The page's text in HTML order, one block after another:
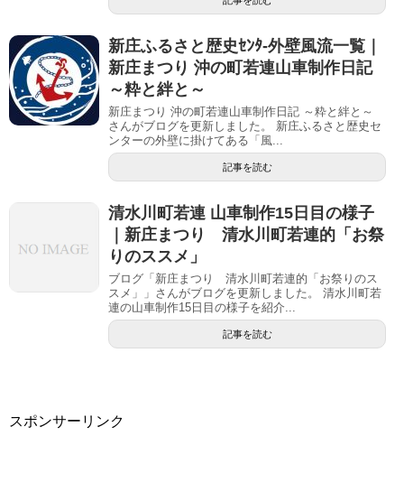
新庄ふるさと歴史ｾﾝﾀ-外壁風流一覧｜
新庄まつり 沖の町若連山車制作日記
～粋と絆と～
新庄まつり 沖の町若連山車制作日記 ～粋と絆と～
さんがブログを更新しました。 新庄ふるさと歴史セ
ンターの外壁に掛けてある「風...
記事を読む
清水川町若連 山車制作15日目の様子
｜新庄まつり 清水川町若連的「お祭
りのススメ」
ブログ「新庄まつり 清水川町若連的「お祭りのス
スメ」」さんがブログを更新しました。 清水川町若
連の山車制作15日目の様子を紹介...
記事を読む
スポンサーリンク